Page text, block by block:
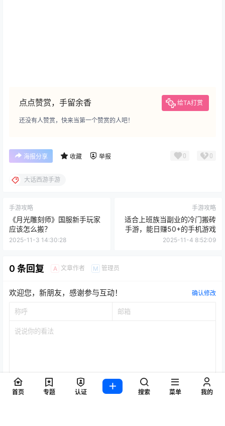
点点赞赏，手留余香 给TA打赏
还没有人赞赏，快来当第一个赞赏的人吧！
海报分享 收藏 举报 0 0
大话西游手游
手游攻略
《月光雕刻师》国服新手玩家
应该怎么搬？
2025-11-3 14:30:28
手游攻略
适合上班族当副业的冷门搬砖
手游，能日赚50+的手机游戏
2025-11-4 8:52:09
0 条回复 A 文章作者 M 管理员
欢迎您，新朋友，感谢参与互动！ 确认修改
首页 专题 认证 搜索 菜单 我的